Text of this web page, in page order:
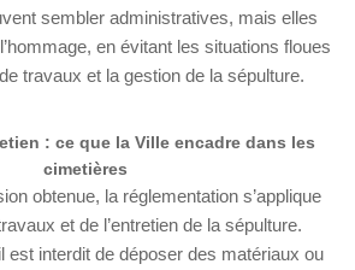
sembler administratives, mais elles
en évitant les situations floues
travaux et la gestion de la sépulture.
: ce que la Ville encadre dans les
cimetières
obtenue, la réglementation s’applique
et de l’entretien de la sépulture.
est interdit de déposer des matériaux ou